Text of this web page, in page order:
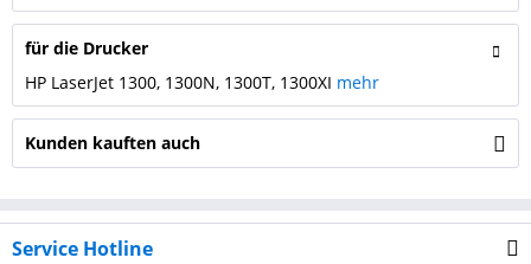
für die Drucker
HP LaserJet 1300, 1300N, 1300T, 1300XI mehr
Kunden kauften auch
Service Hotline